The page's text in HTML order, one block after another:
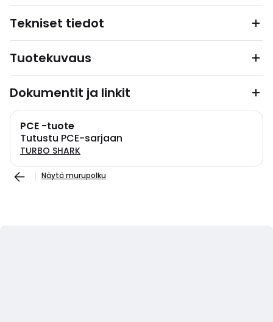
Tekniset tiedot
Tuotekuvaus
Dokumentit ja linkit
PCE -tuote
Tutustu PCE-sarjaan
TURBO SHARK
Näytä murupolku